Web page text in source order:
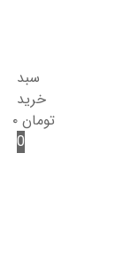
سبد
خرید
تومان ۰
0